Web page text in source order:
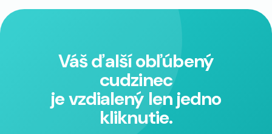
Váš ďalší obľúbený
cudzinec
je vzdialený len jedno
kliknutie.